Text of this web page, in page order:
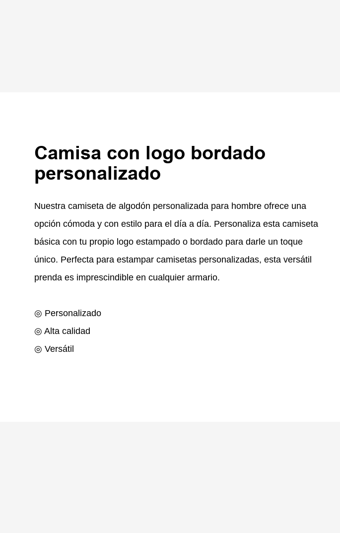
Camisa con logo bordado
personalizado
Nuestra camiseta de algodón personalizada para hombre ofrece una
opción cómoda y con estilo para el día a día. Personaliza esta camiseta
básica con tu propio logo estampado o bordado para darle un toque
único. Perfecta para estampar camisetas personalizadas, esta versátil
prenda es imprescindible en cualquier armario.
◎ Personalizado
◎ Alta calidad
◎ Versátil